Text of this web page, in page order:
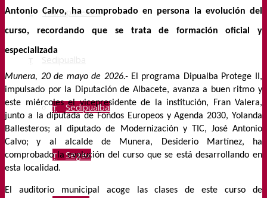
Transparencia
Sedipualba
Segex
Antonio Calvo, ha comprobado en persona la evolución del
curso, recordando que se trata de formación oficial y
especializada
Munera, 20 de mayo de 2026.- El programa Dipualba Protege II,
impulsado por la Diputación de Albacete, avanzaa buen ritmo y
este miércoles el vicepresidente de la institución, Fran Valera,
junto a la diputada de Fondos Europeos y Agenda 2030, Yolanda
Ballesteros; al diputado de Modernización y T IC, José Antonio
Calvo;
y al
alcalde de Munera, Desiderio Martínez, ha
comprobado la evolución del curso que se está desarrollando en
esta localidad.
El auditorio municipal acoge las clases de este curso de